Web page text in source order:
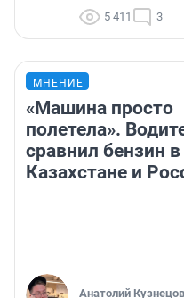
5 411 3
МНЕНИЕ
«Машина просто
полетела».
сравнил бензин в
Казахстане и
Анатолий Кузнецов